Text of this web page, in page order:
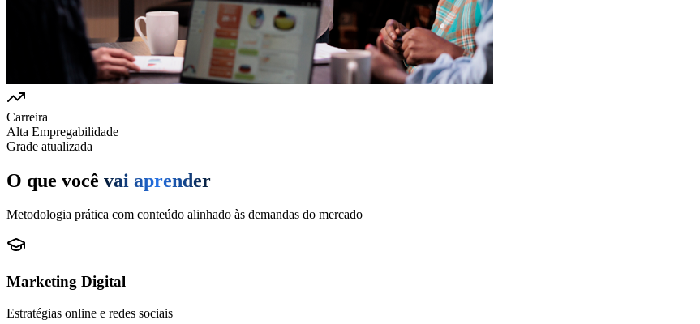
Carreira
Alta Empregabilidade
Grade atualizada
O que você vai aprender
Metodologia prática com conteúdo alinhado às demandas do mercado
Marketing Digital
Estratégias online e redes sociais